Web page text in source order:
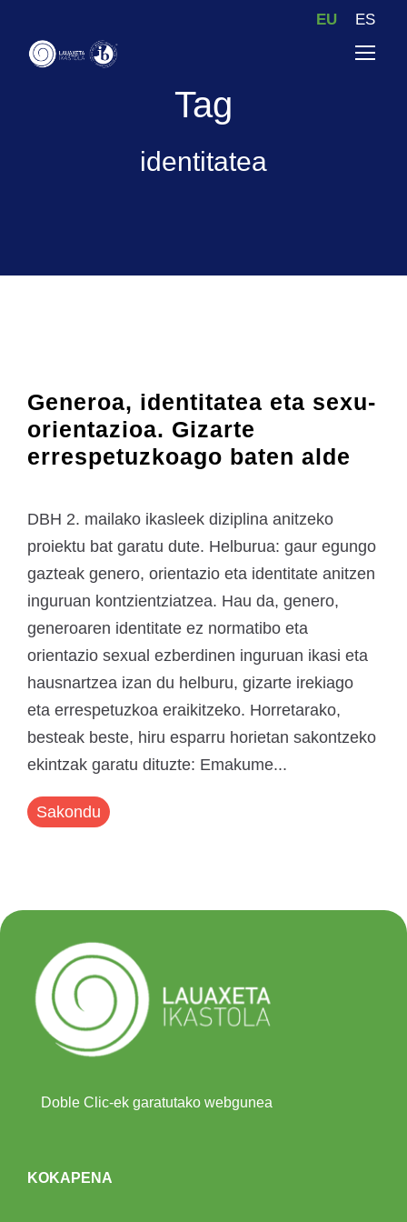
EU ES
Tag
identitatea
Generoa, identitatea eta sexu-
orientazioa. Gizarte
errespetuzkoago baten alde
DBH 2. mailako ikasleek diziplina anitzeko
proiektu bat garatu dute. Helburua: gaur egungo
gazteak genero, orientazio eta identitate anitzen
inguruan kontzientziatzea. Hau da, genero,
generoaren identitate ez normatibo eta
orientazio sexual ezberdinen inguruan ikasi eta
hausnartzea izan du helburu, gizarte irekiago
eta errespetuzkoa eraikitzeko. Horretarako,
besteak beste, hiru esparru horietan sakontzeko
ekintzak garatu dituzte: Emakume...
Sakondu
Doble Clic-ek garatutako webgunea
KOKAPENA